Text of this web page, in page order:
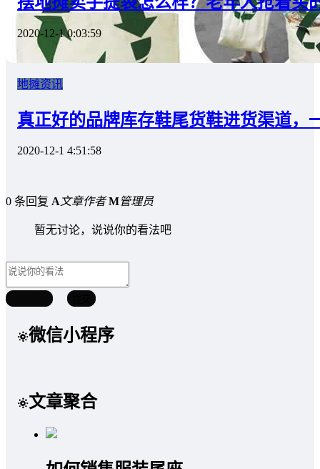
2020-12-1 0:03:59
地摊资讯
真正好的品牌库存鞋尾货鞋进货渠道，
2020-12-1 4:51:58
0 条回复 A文章作者 M管理员
暂无讨论，说说你的看法吧
微信小程序
文章聚合